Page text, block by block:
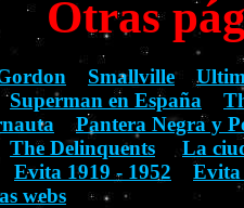
Otras
Smallville
Superman en España
Pantera Negra y
The Delinquents
La
Evita 1919 - 1952
Evita
webs